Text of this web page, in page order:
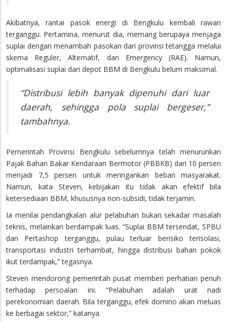
Akibatnya, rantai pasok energi di Bengkulu kembali rawan
terganggu. Pertamina, menurut dia, memang berupaya menjaga
suplai dengan menambah pasokan dari provinsi tetangga melalui
skema Reguler, Alternatif, dan Emergency (RAE). Namun,
optimalisasi suplai dari depot BBM di Bengkulu belum maksimal.
“Distribusi lebih banyak dipenuhi dari luar
daerah, sehingga pola suplai bergeser,”
tambahnya.
Pemerintah Provinsi Bengkulu sebelumnya telah menurunkan
Pajak Bahan Bakar Kendaraan Bermotor (PBBKB) dari 10 persen
menjadi 7,5 persen untuk meringankan beban masyarakat.
Namun, kata Steven, kebijakan itu tidak akan efektif bila
ketersediaan BBM, khususnya non-subsidi, tidak terjamin.
Ia menilai pendangkalan alur pelabuhan bukan sekadar masalah
teknis, melainkan berdampak luas. “Suplai BBM tersendat, SPBU
dan Pertashop terganggu, pulau terluar berisiko terisolasi,
transportasi industri terhambat, hingga distribusi bahan pokok
ikut terdampak,” tegasnya.
Steven mendorong pemerintah pusat memberi perhatian penuh
terhadap persoalan ini. “Pelabuhan adalah urat nadi
perekonomian daerah. Bila terganggu, efek domino akan meluas
ke berbagai sektor,” katanya.